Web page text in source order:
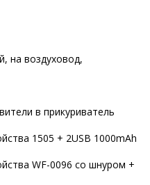
на воздуховод,
в прикуриватель
1505 + 2USB 1000mAh
WF-0096 со шнуром +